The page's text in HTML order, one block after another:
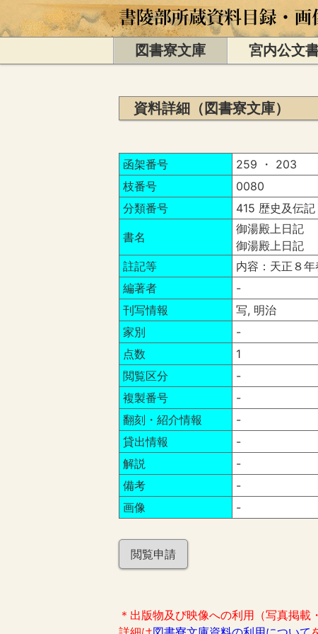
図書寮文庫 宮内公文
資料詳細（図書寮文庫）
函架番号
259 ・ 203
枝番号
0080
分類番号
415 歴史及伝
書名
御湯殿上日記
御湯殿上日記
註記等
内容：天正８年
編著者
-
刊写情報
写, 明治
家別
-
点数
1
閲覧区分
-
複製番号
-
翻刻・紹介情報
-
貸出情報
-
解説
-
備考
-
画像
-
閲覧申請
＊出版物及び映像への利用（写真掲